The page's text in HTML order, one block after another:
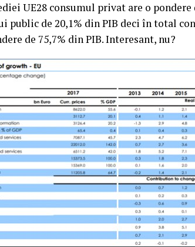
UE28 consumul privat are o pondere
public de 20,1% din PIB deci în total
de 75,7% din PIB. Interesant, nu?